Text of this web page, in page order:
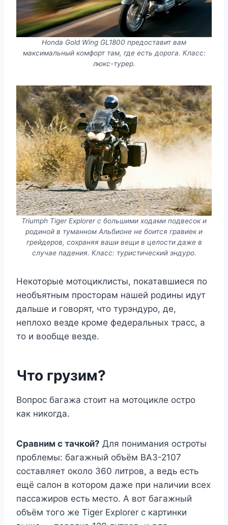
Honda Gold Wing GL1800 предоставит вам
максимальный комфорт там, где есть дорога. Класс:
люкс-турер.
Triumph Tiger Explorer с большими ходами подвесок и
родиной в туманном Альбионе не боится гравиек и
грейдеров, сохраняя ваши вещи в целости даже в
случае падения. Класс: туристический эндуро.
Некоторые мотоциклисты, покатавшиеся по
необъятным просторам нашей родины идут
дальше и говорят, что турэндуро, де,
неплохо везде кроме федеральных трасс, а
то и вообще везде.
Что грузим?
Вопрос багажа стоит на мотоцикле остро
как никогда.
Сравним с тачкой? Для понимания остроты
проблемы: багажный объём ВАЗ-2107
составляет около 360 литров, а ведь есть
ещё салон в котором даже при наличии всех
пассажиров есть место. А вот багажный
объём того же Tiger Explorer с картинки